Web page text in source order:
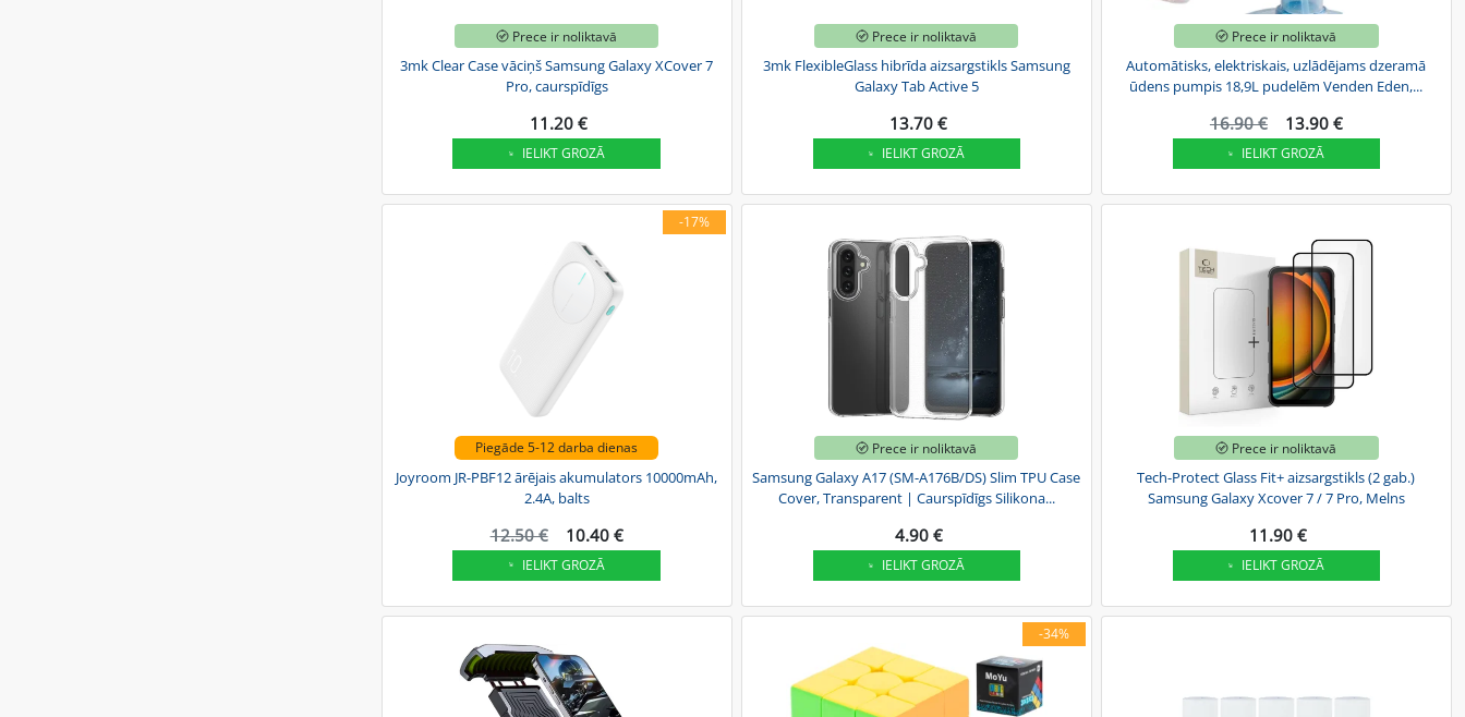
Prece ir noliktavā
3mk Clear Case vāciņš Samsung Galaxy XCover 7
Pro, caurspīdīgs
11.20 €
IELIKT GROZĀ
Prece ir noliktavā
3mk FlexibleGlass hibrīda aizsargstikls Samsung
Galaxy Tab Active 5
13.70 €
IELIKT GROZĀ
Prece ir noliktavā
Automātisks, elektriskais, uzlādējams dzeramā
ūdens pumpis 18,9L pudelēm Venden Eden,...
16.90 € 13.90 €
IELIKT GROZĀ
-17%
Piegāde 5-12 darba dienas
Joyroom JR-PBF12 ārējais akumulators 10000mAh,
2.4A, balts
12.50 € 10.40 €
IELIKT GROZĀ
Prece ir noliktavā
Samsung Galaxy A17 (SM-A176B/DS) Slim TPU Case
Cover, Transparent | Caurspīdīgs Silikona...
4.90 €
IELIKT GROZĀ
Prece ir noliktavā
Tech-Protect Glass Fit+ aizsargstikls (2 gab.)
Samsung Galaxy Xcover 7 / 7 Pro, Melns
11.90 €
IELIKT GROZĀ
-34%